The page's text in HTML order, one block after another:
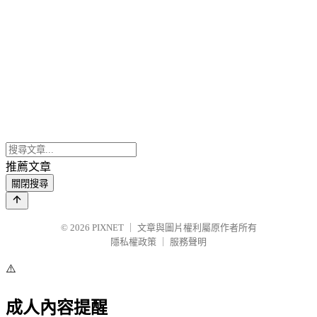
推薦文章
關閉搜尋
© 2026 PIXNET
文章與圖片權利屬原作者所有
隱私權政策
服務聲明
⚠️
成人內容提醒